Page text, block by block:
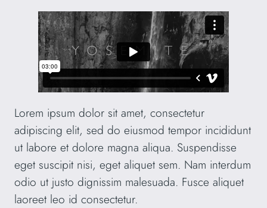
Lorem ipsum dolor sit amet, consectetur
adipiscing elit, sed do eiusmod tempor incididunt
ut labore et dolore magna aliqua. Suspendisse
eget suscipit nisi, eget aliquet sem. Nam interdum
odio ut justo dignissim malesuada. Fusce aliquet
laoreet leo id consectetur.